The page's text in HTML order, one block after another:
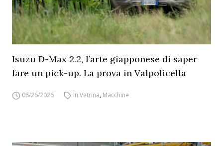
Isuzu D-Max 2.2, l’arte giapponese di saper
fare un pick-up. La prova in Valpolicella
06/26/2026 In Vetrina, Macchine